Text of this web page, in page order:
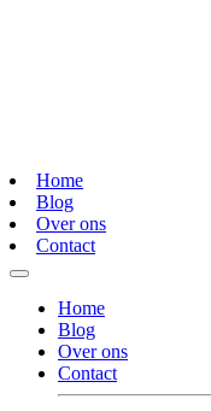
Home
Blog
Over ons
Contact
Home
Blog
Over ons
Contact